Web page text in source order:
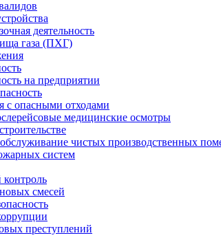
деятельность
газа (ПХГ)
на предприятии
с опасными отходами
медицинские осмотры
чистых производственных
систем
смесей
преступлений